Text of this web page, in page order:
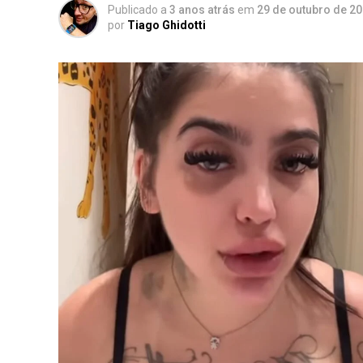
Publicado a 3 anos atrás em 29 de outubro de
por Tiago Ghidotti